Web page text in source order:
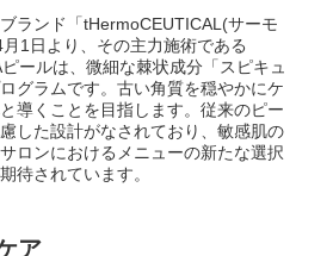
ランド「tHermoCEUTICAL(サーモ
1日より、その主力施術である
ールは、微細な棘状成分「スピキュ
グラムです。古い角質を穏やかにケ
導くことを目指します。従来のピー
した設計がなされており、敏感肌の
ロンにおけるメニューの新たな選択
待されています。
ア